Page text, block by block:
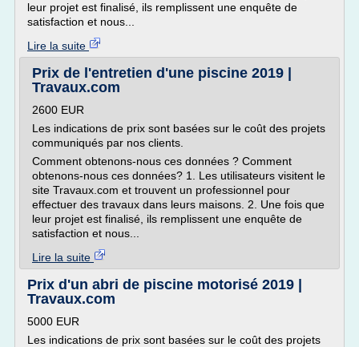
leur projet est finalisé, ils remplissent une enquête de
satisfaction et nous...
Lire la suite
Prix de l'entretien d'une piscine 2019 |
Travaux.com
2600 EUR
Les indications de prix sont basées sur le coût des projets
communiqués par nos clients.
Comment obtenons-nous ces données ? Comment
obtenons-nous ces données? 1. Les utilisateurs visitent le
site Travaux.com et trouvent un professionnel pour
effectuer des travaux dans leurs maisons. 2. Une fois que
leur projet est finalisé, ils remplissent une enquête de
satisfaction et nous...
Lire la suite
Prix d'un abri de piscine motorisé 2019 |
Travaux.com
5000 EUR
Les indications de prix sont basées sur le coût des projets